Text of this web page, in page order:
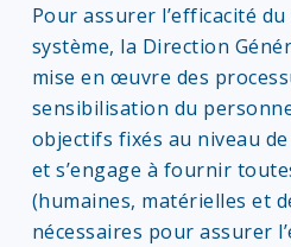
Pour assurer l’efficacité
système, la Direction
mise en œuvre des
sensibilisation du
objectifs fixés au niveau
et s’engage à fournir
(humaines, matérielles et
nécessaires pour assurer